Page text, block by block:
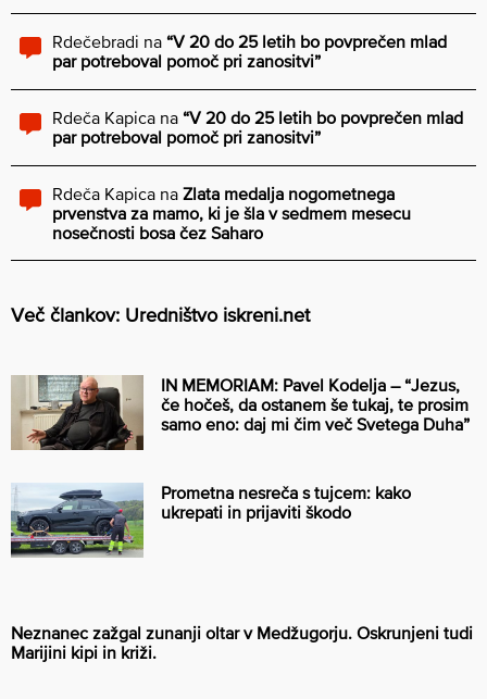
Rdečebradi na “V 20 do 25 letih bo povprečen mlad
par potreboval pomoč pri zanositvi”
Rdeča Kapica na “V 20 do 25 letih bo povprečen mlad
par potreboval pomoč pri zanositvi”
Rdeča Kapica na Zlata medalja nogometnega
prvenstva za mamo, ki je šla v sedmem mesecu
nosečnosti bosa čez Saharo
Več člankov: Uredništvo iskreni.net
IN MEMORIAM: Pavel Kodelja – “Jezus,
če hočeš, da ostanem še tukaj, te prosim
samo eno: daj mi čim več Svetega Duha”
Prometna nesreča s tujcem: kako
ukrepati in prijaviti škodo
Neznanec zažgal zunanji oltar v Medžugorju. Oskrunjeni tudi
Marijini kipi in križi.